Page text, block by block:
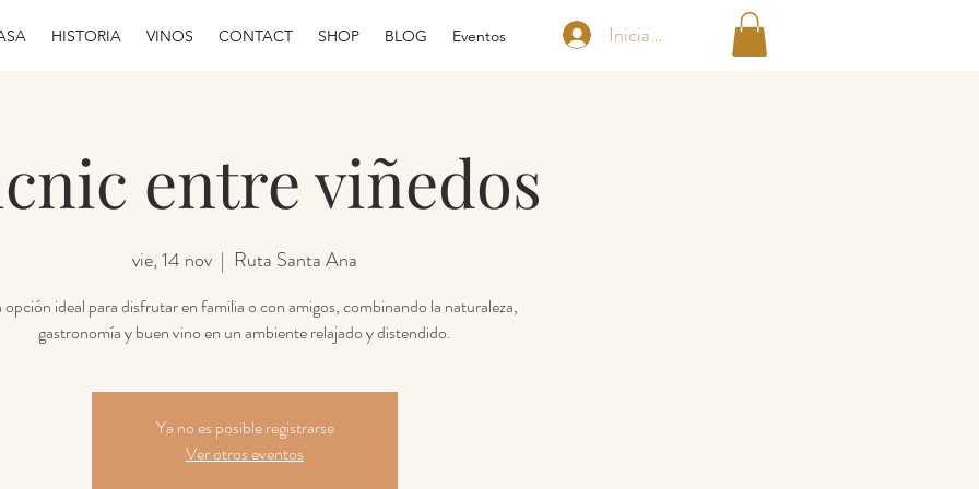
HISTORIA VINOS CONTACT SHOP BLOG Eventos Iniciar sesión
entre viñedos
vie, 14 nov
  |
Ruta Santa Ana
ideal para disfrutar en familia o con amigos, combinando la naturaleza,
gastronomía y buen vino en un ambiente relajado y distendido.
Ya no es posible registrarse
Ver otros eventos